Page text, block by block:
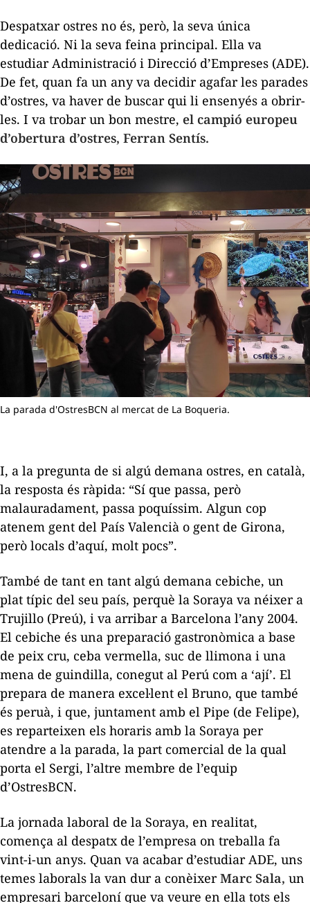
Despatxar ostres no és, però, la seva única
dedicació. Ni la seva feina principal. Ella va
estudiar Administració i Direcció d’Empreses (ADE).
De fet, quan fa un any va decidir agafar les parades
d’ostres, va haver de buscar qui li ensenyés a obrir-
les. I va trobar un bon mestre, el campió europeu
d’obertura d’ostres, Ferran Sentís.
La parada d'OstresBCN al mercat de La Boqueria.
I, a la pregunta de si algú demana ostres, en català,
la resposta és ràpida: “Sí que passa, però
malauradament, passa poquíssim. Algun cop
atenem gent del País Valencià o gent de Girona,
però locals d’aquí, molt pocs”.
També de tant en tant algú demana cebiche, un
plat típic del seu país, perquè la Soraya va néixer a
Trujillo (Preú), i va arribar a Barcelona l’any 2004.
El cebiche és una preparació gastronòmica a base
de peix cru, ceba vermella, suc de llimona i una
mena de guindilla, conegut al Perú com a ‘ají’. El
prepara de manera excel·lent el Bruno, que també
és peruà, i que, juntament amb el Pipe (de Felipe),
es reparteixen els horaris amb la Soraya per
atendre a la parada, la part comercial de la qual
porta el Sergi, l’altre membre de l’equip
d’OstresBCN.
La jornada laboral de la Soraya, en realitat,
comença al despatx de l’empresa on treballa fa
vint-i-un anys. Quan va acabar d’estudiar ADE, uns
temes laborals la van dur a conèixerMarc Sala, un
empresari barceloní que va veure en ella tots els